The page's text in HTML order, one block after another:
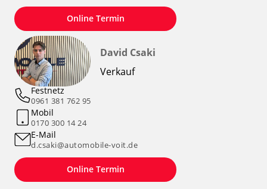
Online Termin
David Csaki
Verkauf
Festnetz
0961 381 762 95
Mobil
0170 300 14 24
E-Mail
d.csaki@automobile-voit.de
Online Termin